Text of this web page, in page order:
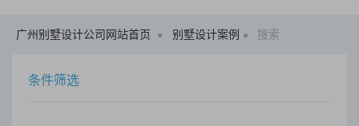
广州别墅设计公司网站首页 别墅设计案例 搜索
条件筛选